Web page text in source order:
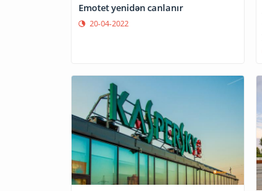
Emotet yenidən canlanır
20-04-2022